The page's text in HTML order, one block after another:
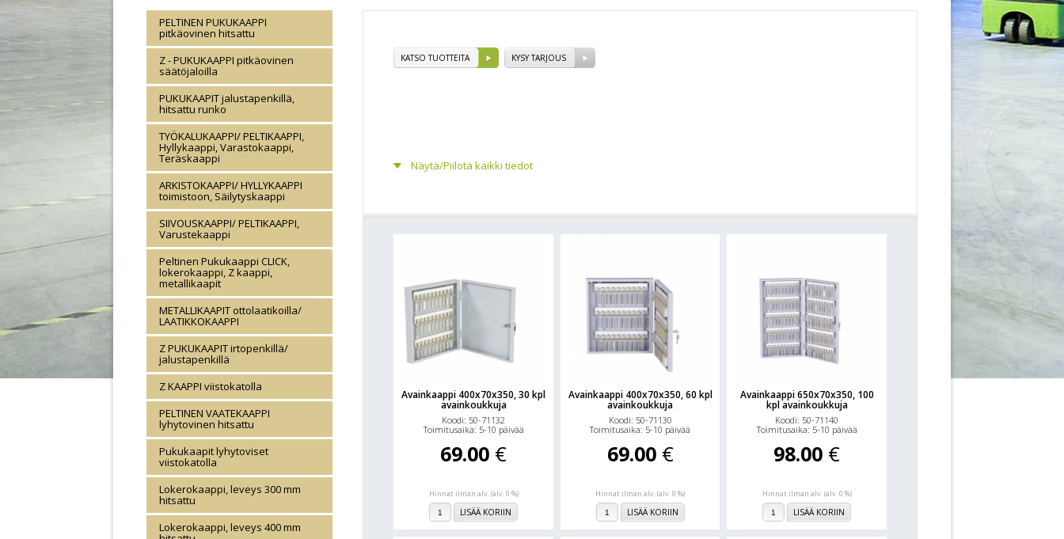
PELTINEN PUKUKAAPPI
pitkäovinen hitsattu
Z - PUKUKAAPPI pitkäovinen
säätöjaloilla
PUKUKAAPIT jalustapenkillä,
hitsattu runko
TYÖKALUKAAPPI/ PELTIKAAPPI,
Hyllykaappi, Varastokaappi,
Teräskaappi
ARKISTOKAAPPI/ HYLLYKAAPPI
toimistoon, Säilytyskaappi
SIIVOUSKAAPPI/ PELTIKAAPPI,
Varustekaappi
Peltinen Pukukaappi CLICK,
lokerokaappi, Z kaappi,
metallikaapit
METALLIKAAPIT ottolaatikoilla/
LAATIKKOKAAPPI
Z PUKUKAAPIT irtopenkillä/
jalustapenkillä
Z KAAPPI viistokatolla
PELTINEN VAATEKAAPPI
lyhytovinen hitsattu
Pukukaapit lyhytoviset
viistokatolla
Lokerokaappi, leveys 300 mm
hitsattu
Lokerokaappi, leveys 400 mm
KATSO TUOTTEITA KYSY TARJOUS
Näytä/Piilota kaikki tiedot
Avainkaappi 400x70x350, 30 kpl
avainkoukkuja
Koodi: 50-71132
Toimitusaika: 5-10 päivää
69.00 €
Hinnat ilman alv. (alv. 0 %)
LISÄÄ KORIIN
Avainkaappi 400x70x350, 60 kpl
avainkoukkuja
Koodi: 50-71130
Toimitusaika: 5-10 päivää
69.00 €
Hinnat ilman alv. (alv. 0 %)
LISÄÄ KORIIN
Avainkaappi 650x70x350, 100
kpl avainkoukkuja
Koodi: 50-71140
Toimitusaika: 5-10 päivää
98.00 €
Hinnat ilman alv. (alv. 0 %)
LISÄÄ KORIIN